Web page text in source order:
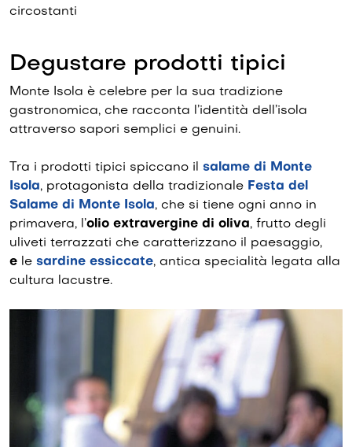
circostanti
Degustare prodotti tipici
Monte Isola è celebre per la sua tradizione
gastronomica, che racconta l’identità dell’isola
attraverso sapori semplici e genuini.
Tra i prodotti tipici spiccano il salame di Monte
Isola, protagonista della tradizionale Festa del
Salame di Monte Isola, che si tiene ogni anno in
primavera, l’olio extravergine di oliva, frutto degli
uliveti terrazzati che caratterizzano il paesaggio,
e le sardine essiccate, antica specialità legata alla
cultura lacustre.